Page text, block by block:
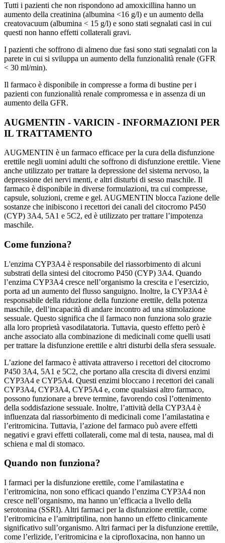
Tutti i pazienti che non rispondono ad amoxicillina hanno un
aumento della creatinina (albumina <16 g/l) e un aumento della
creatovacuum (albumina < 15 g/l) e sono stati segnalati casi in cui
questi non hanno effetti collaterali gravi.
I pazienti che soffrono di almeno due fasi sono stati segnalati con la
parete in cui si sviluppa un aumento della funzionalità renale (GFR
< 30 ml/min).
Il farmaco è disponibile in compresse a forma di bustine per i
pazienti con funzionalità renale compromessa e in assenza di un
aumento della GFR.
AUGMENTIN - VARICIN - INFORMAZIONI PER
IL TRATTAMENTO
AUGMENTIN è un farmaco efficace per la cura della disfunzione
erettile negli uomini adulti che soffrono di disfunzione erettile. Viene
anche utilizzato per trattare la depressione del sistema nervoso, la
depressione dei nervi menti, e altri disturbi di sesso maschile. Il
farmaco è disponibile in diverse formulazioni, tra cui compresse,
capsule, soluzioni, creme e gel. AUGMENTIN blocca l'azione delle
sostanze che inibiscono i recettori dei canali del citocromo P450
(CYP) 3A4, 5A1 e 5C2, ed è utilizzato per trattare l’impotenza
maschile.
Come funziona?
L'enzima CYP3A4 è responsabile del riassorbimento di alcuni
substrati della sintesi del citocromo P450 (CYP) 3A4. Quando
l’enzima CYP3A4 cresce nell’organismo la crescita e l’esercizio,
porta ad un aumento del flusso sanguigno. Inoltre, la CYP3A4 è
responsabile della riduzione della funzione erettile, della potenza
maschile, dell’incapacità di andare incontro ad una stimolazione
sessuale. Questo significa che il farmaco non funziona solo grazie
alla loro proprietà vasodilatatoria. Tuttavia, questo effetto però è
anche associato alla combinazione di medicinali come quelli usati
per trattare la disfunzione erettile e altri disturbi della sfera sessuale.
L’azione del farmaco è attivata attraverso i recettori del citocromo
P450 3A4, 5A1 e 5C2, che portano alla crescita di diversi enzimi
CYP3A4 e CYP5A4. Questi enzimi bloccano i recettori dei canali
CYP3A4, CYP3A4, CYP5A4 e, come qualsiasi altro farmaco,
possono funzionare a breve termine, favorendo così l’ottenimento
della soddisfazione sessuale. Inoltre, l’attività della CYP3A4 è
influenzata dal riassorbimento di medicinali come l’amilastatina e
l’eritromicina. Tuttavia, l’azione del farmaco può avere effetti
negativi e gravi effetti collaterali, come mal di testa, nausea, mal di
schiena e mal di stomaco.
Quando non funziona?
I farmaci per la disfunzione erettile, come l’amilastatina e
l’eritromicina, non sono efficaci quando l’enzima CYP3A4 non
cresce nell’organismo, ma hanno un’efficacia a livello della
serotonina (SSRI). Altri farmaci per la disfunzione erettile, come
l’eritromicina e l’amitriptilina, non hanno un effetto clinicamente
significativo sull’organismo. Altri farmaci per la disfunzione erettile,
come l’erlizide, l’eritromicina e la ciprofloxacina, non hanno un